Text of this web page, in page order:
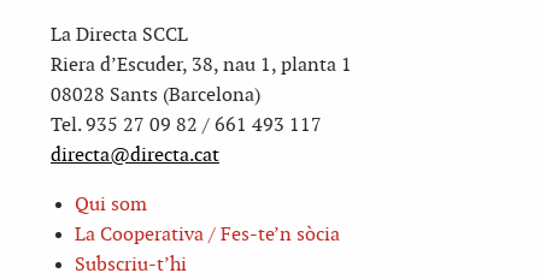
La Directa SCCL
Riera d’Escuder, 38, nau 1, planta 1
08028 Sants (Barcelona)
Tel. 935 27 09 82 / 661 493 117
directa@directa.cat
Qui som
La Cooperativa / Fes-te’n sòcia
Subscriu-t’hi